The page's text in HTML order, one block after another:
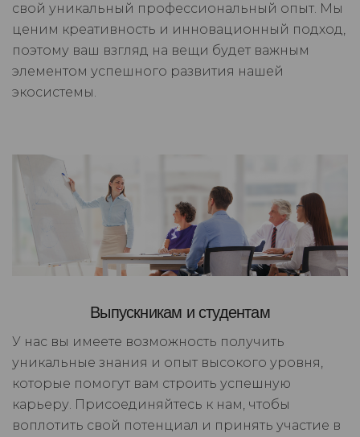
свой уникальный профессиональный опыт. Мы
ценим креативность и инновационный подход,
поэтому ваш взгляд на вещи будет важным
элементом успешного развития нашей
экосистемы.
Выпускникам и студентам
У нас вы имеете возможность получить
уникальные знания и опыт высокого уровня,
которые помогут вам строить успешную
карьеру. Присоединяйтесь к нам, чтобы
воплотить свой потенциал и принять участие в